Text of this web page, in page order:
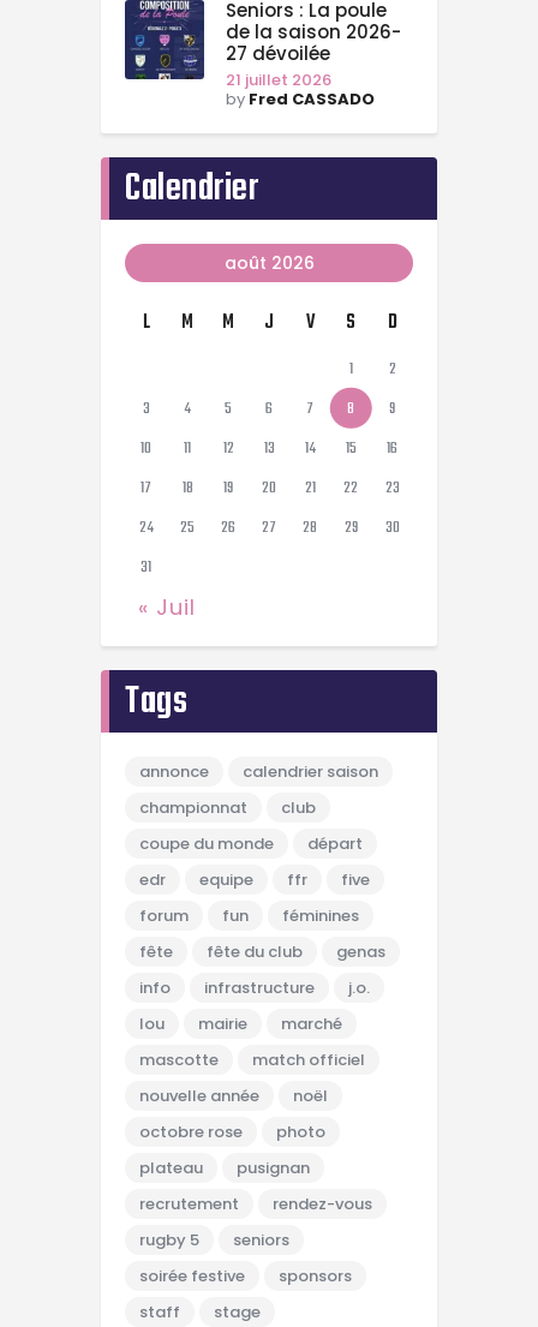
Seniors : La poule
de la saison 2026-
27 dévoilée
21 juillet 2026
by Fred CASSADO
Calendrier
août 2026
L M M J V S D
1
2
3
4 5 6 7 8
9
10
11 12 13 14 15
16
17
18 19 20 21 22
23
24
25 26 27 28 29
30
31
« Juil
Tags
annonce
calendrier saison
championnat
club
coupe du monde
départ
edr
equipe ffr
five
forum
fun
féminines
fête
fête du club
genas
info
infrastructure
j.o.
lou
mairie
marché
mascotte
match officiel
nouvelle année
noël
octobre rose
photo
plateau
pusignan
recrutement
rendez-vous
rugby 5
seniors
soirée festive
sponsors
staff
stage